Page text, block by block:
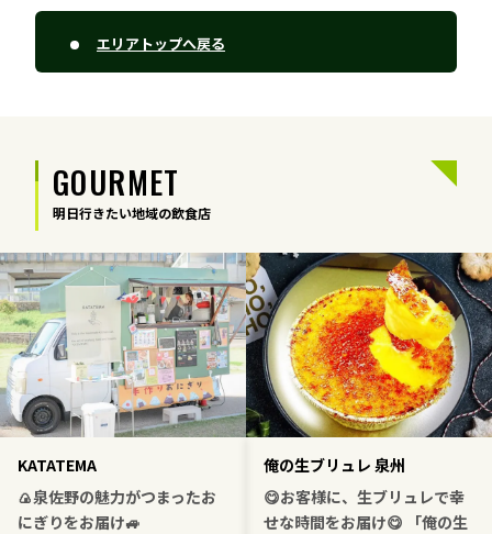
沖縄エリア
特集コンテンツ
プレスリリース
Localist
SDGsの先駆者
イベント
飲食店
地域豆知識
ニッポンの百選大全集
Sporkle
「人」から探す
記事ライター アンバサダー
エリアトップへ戻る
GOURMET
明日行きたい地域の飲食店
KATATEMA
🍙泉佐野の魅力がつまったお
にぎりをお届け🚙
俺の生ブリュレ 泉州
😋お客様に、生ブリュレで幸
せな時間をお届け😋 「俺の生